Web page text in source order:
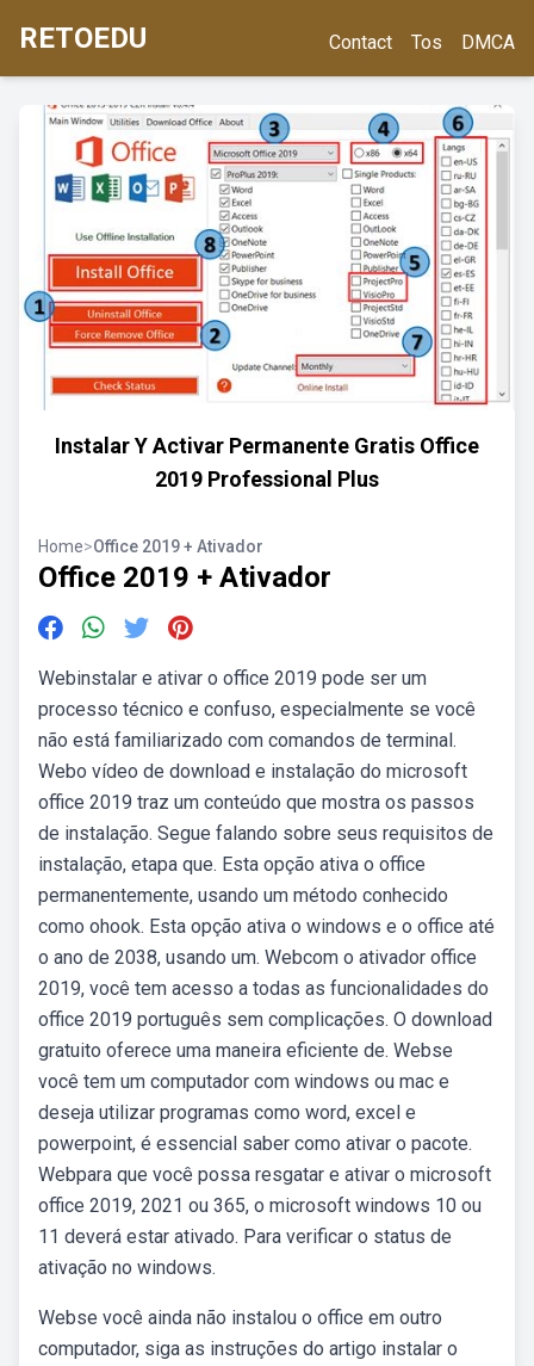
RETOEDU Contact Tos DMCA
Instalar Y Activar Permanente Gratis Office
2019 Professional Plus
Home>Office 2019 + Ativador
Office 2019 + Ativador
Webinstalar e ativar o office 2019 pode ser um
processo técnico e confuso, especialmente se você
não está familiarizado com comandos de terminal.
Webo vídeo de download e instalação do microsoft
office 2019 traz um conteúdo que mostra os passos
de instalação. Segue falando sobre seus requisitos de
instalação, etapa que. Esta opção ativa o office
permanentemente, usando um método conhecido
como ohook. Esta opção ativa o windows e o office até
o ano de 2038, usando um. Webcom o ativador office
2019, você tem acesso a todas as funcionalidades do
office 2019 português sem complicações. O download
gratuito oferece uma maneira eficiente de. Webse
você tem um computador com windows ou mac e
deseja utilizar programas como word, excel e
powerpoint, é essencial saber como ativar o pacote.
Webpara que você possa resgatar e ativar o microsoft
office 2019, 2021 ou 365, o microsoft windows 10 ou
11 deverá estar ativado. Para verificar o status de
ativação no windows.
Webse você ainda não instalou o office em outro
computador, siga as instruções do artigo instalar o